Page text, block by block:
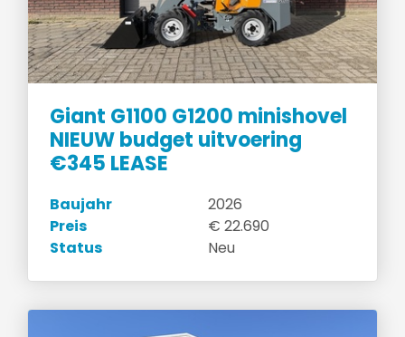
Giant G1100 G1200 minishovel
NIEUW budget uitvoering
€345 LEASE
Baujahr
2026
Preis
€ 22.690
Status
Neu